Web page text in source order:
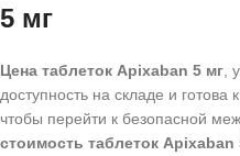
5 мг
Цена таблеток Apixaban 5 мг ,
доступность на складе и
чтобы перейти к безопасной
стоимость таблеток Apixaban